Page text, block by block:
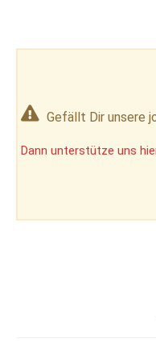
Gefällt Dir unsere
Dann unterstütze uns